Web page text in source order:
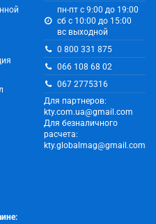
пн-пт с 9:00 до 19:00
сб с 10:00 до 15:00
вс выходной
0 800 331 875
066 108 68 02
067 2775316
Для партнеров:
kty.com.ua@gmail.com
Для безналичного
расчета:
kty.globalmag@gmail.com